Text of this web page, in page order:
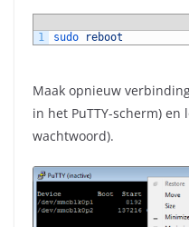
1 sudo reboot
Maak opnieuw
in het PuTTY-scherm)
wachtwoord).